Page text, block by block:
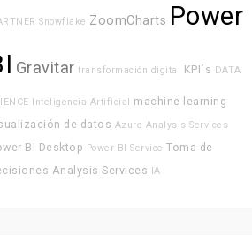
Snowflake ZoomCharts Power
Gravitar transformación digital KPI´s DATA
Inteligencia Artificial machine learning
de datos Azure Analysis Services
BI Desktop Power BI Service Toma de
Analysis Services IA